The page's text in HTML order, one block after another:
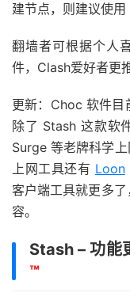
建节点，则建议使用
翻墙者可根据个人
件，Clash爱好者更
更新：Choc 软件目
除了 Stash 这款软
Surge 等老牌科学
上网工具还有 Loon
客户端工具就更多了
容。
Stash – 功能
™